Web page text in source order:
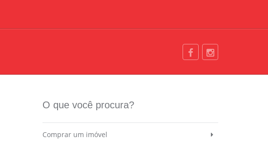
O que você procura?
Comprar um imóvel